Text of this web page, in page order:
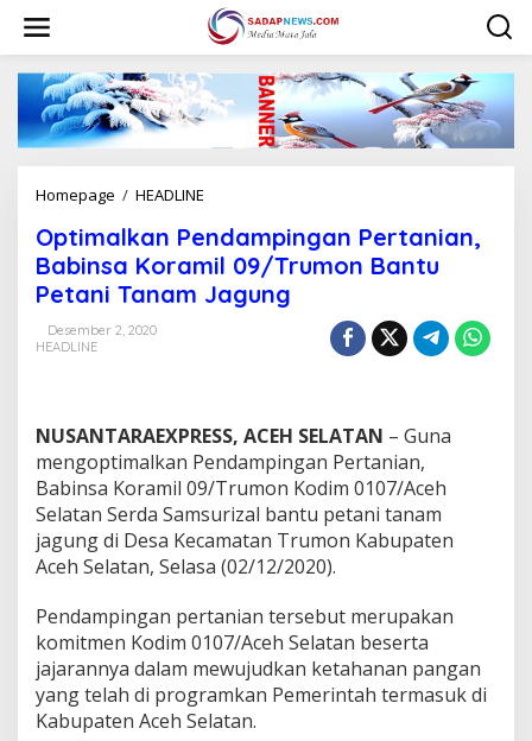
w
Homepage / HEADLINE
t
i
m
a
e
d
a
m
p
n
a
n
P
e
r
t
Optimalkan Pendampingan Pertanian,
Babinsa Koramil 09/Trumon Bantu
Petani Tanam Jagung
Desember 2, 2020
HEADLINE
NUSANTARAEXPRESS, ACEH SELATAN – Guna
mengoptimalkan Pendampingan Pertanian,
Babinsa Koramil 09/Trumon Kodim 0107/Aceh
Selatan Serda Samsurizal bantu petani tanam
jagung di Desa Kecamatan Trumon Kabupaten
Aceh Selatan, Selasa (02/12/2020).
Pendampingan pertanian tersebut merupakan
komitmen Kodim 0107/Aceh Selatan beserta
jajarannya dalam mewujudkan ketahanan pangan
yang telah di programkan Pemerintah termasuk di
Kabupaten Aceh Selatan.